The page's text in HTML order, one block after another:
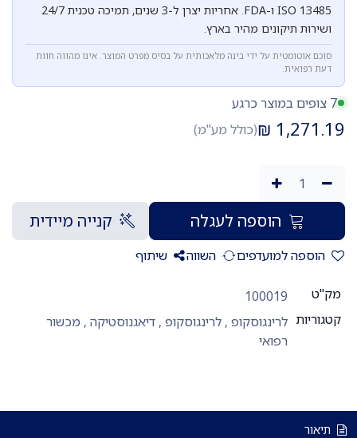
ISO 13485 ו-FDA. אחריות יצרן ל-3 שנים, תמיכה טכנית 24/7
ושירות תיקונים מהיר בארץ.
סוכם אוטומטית על ידי בינה מלאכותית על בסיס מפרט המוצר. אינו מהווה חוות
דעת רפואית.
7 צופים במוצר כרגע
1,271.19
₪(כולל מע"מ)
הוספה לעגלה קנייה מיידית
הוספה למועדפים השווה שיתוף
מק"ט
100019
קטגוריות לרינגוסקופ, לרינגוסקופ, דיאגנוסטיקה, מכשור
רפואי
תיאור